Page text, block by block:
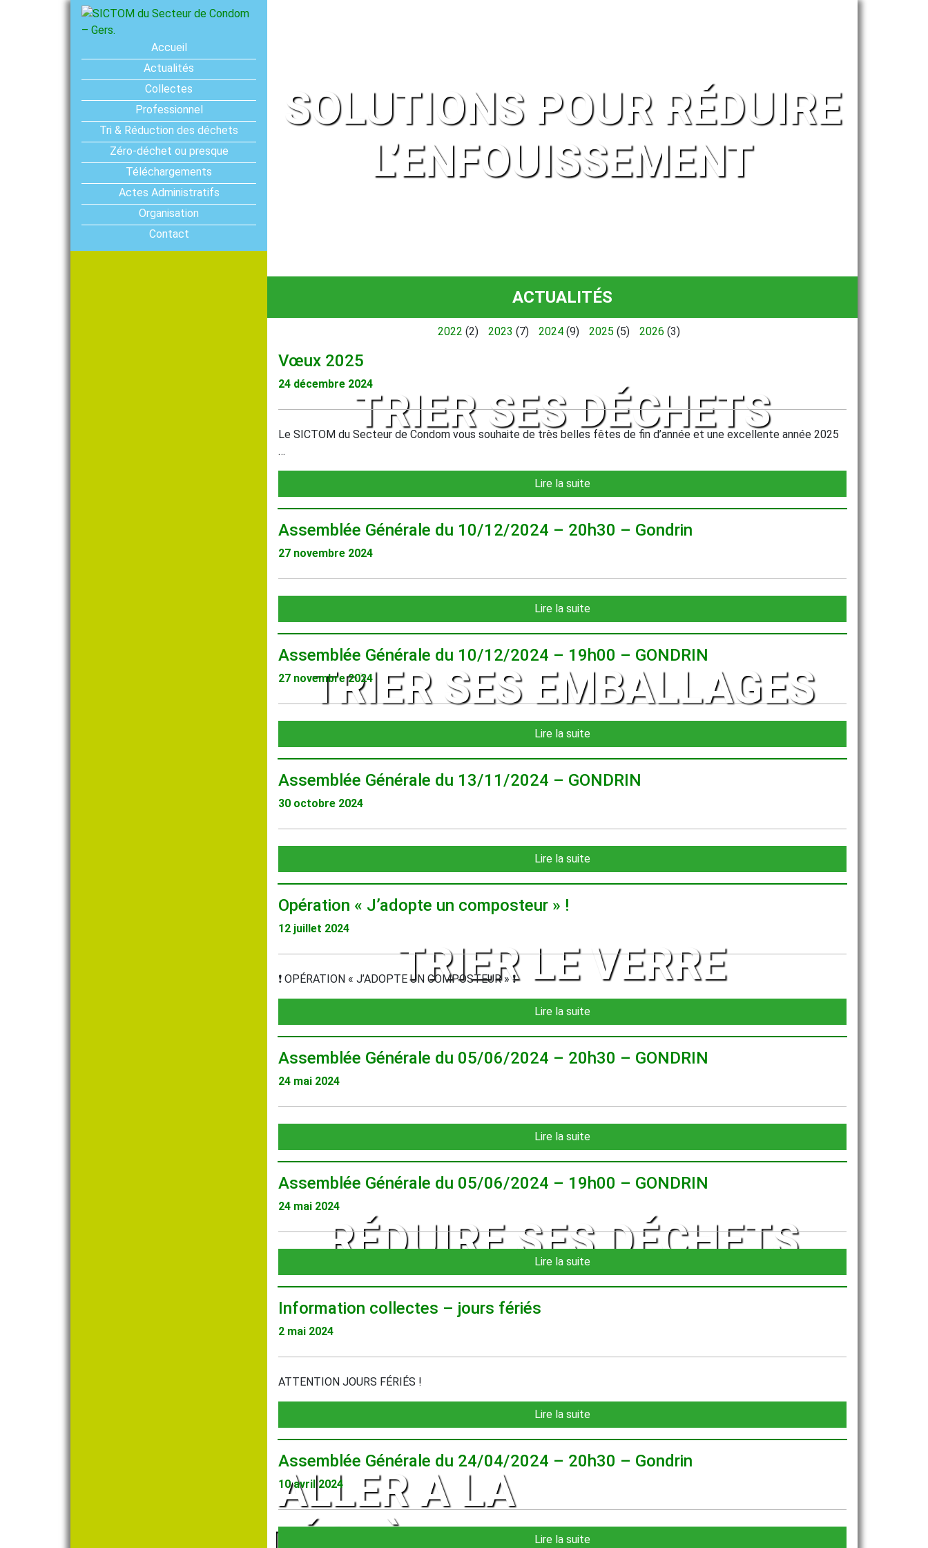
Accueil
Actualités
Collectes
Professionnel
Tri & Réduction des déchets
Zéro-déchet ou presque
Téléchargements
Actes Administratifs
Organisation
Contact
SOLUTIONS POUR RÉDUIRE
L’ENFOUISSEMENT
TRIER SES DÉCHETS
TRIER SES EMBALLAGES
TRIER LE VERRE
RÉDUIRE SES DÉCHETS
ALLER A LA
ACTUALITÉS
2022 (2) 2023 (7) 2024 (9) 2025 (5) 2026 (3)
Vœux 2025
24 décembre 2024
Le SICTOM du Secteur de Condom vous souhaite de très belles fêtes de fin d’année et une excellente année 2025
…
Lire la suite
Assemblée Générale du 10/12/2024 – 20h30 – Gondrin
27 novembre 2024
Lire la suite
Assemblée Générale du 10/12/2024 – 19h00 – GONDRIN
27 novembre 2024
Lire la suite
Assemblée Générale du 13/11/2024 – GONDRIN
30 octobre 2024
Lire la suite
Opération « J’adopte un composteur » !
12 juillet 2024
❗️ OPÉRATION « J’ADOPTE UN COMPOSTEUR » ❗
Lire la suite
Assemblée Générale du 05/06/2024 – 20h30 – GONDRIN
24 mai 2024
Lire la suite
Assemblée Générale du 05/06/2024 – 19h00 – GONDRIN
24 mai 2024
Lire la suite
Information collectes – jours fériés
2 mai 2024
ATTENTION JOURS FÉRIÉS !
Lire la suite
Assemblée Générale du 24/04/2024 – 20h30 – Gondrin
10 avril 2024
Lire la suite